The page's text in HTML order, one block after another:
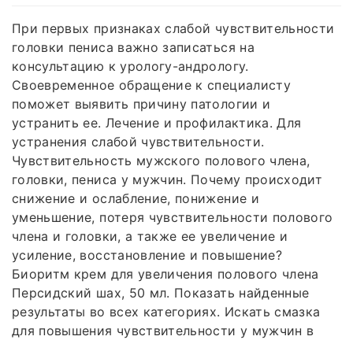
При первых признаках слабой чувствительности
головки пениса важно записаться на
консультацию к урологу-андрологу.
Своевременное обращение к специалисту
поможет выявить причину патологии и
устранить ее. Лечение и профилактика. Для
устранения слабой чувствительности.
Чувствительность мужского полового члена,
головки, пениса у мужчин. Почему происходит
снижение и ослабление, понижение и
уменьшение, потеря чувствительности полового
члена и головки, а также ее увеличение и
усиление, восстановление и повышение?
Биоритм крем для увеличения полового члена
Персидский шах, 50 мл. Показать найденные
результаты во всех категориях. Искать смазка
для повышения чувствительности у мужчин в